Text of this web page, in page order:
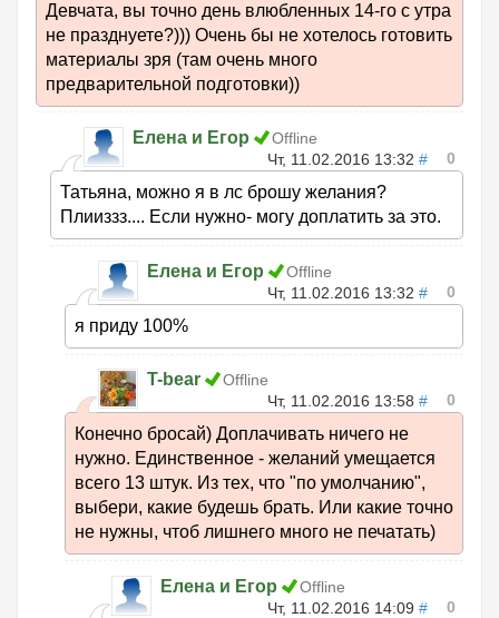
Девчата, вы точно день влюбленных 14-го с утра
не празднуете?))) Очень бы не хотелось готовить
материалы зря (там очень много
предварительной подготовки))
Елена и Егор
Offline
Чт, 11.02.2016 13:32 # 0
Татьяна, можно я в лс брошу желания?
Плииззз.... Если нужно- могу доплатить за это.
Елена и Егор
Offline
Чт, 11.02.2016 13:32 # 0
я приду 100%
T-bear
Offline
Чт, 11.02.2016 13:58 # 0
Конечно бросай) Доплачивать ничего не
нужно. Единственное - желаний умещается
всего 13 штук. Из тех, что "по умолчанию",
выбери, какие будешь брать. Или какие точно
не нужны, чтоб лишнего много не печатать)
Елена и Егор
Offline
Чт, 11.02.2016 14:09 # 0